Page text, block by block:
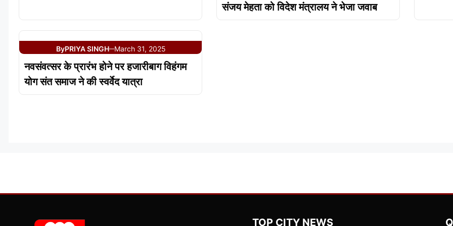
संजय मेहता को विदेश मंत्रालय ने भेजा जवाब
ByPRIYA SINGH—March 31, 2025
नवसंवत्सर के प्रारंभ होने पर हजारीबाग विहंगम
योग संत समाज ने की स्वर्वेद यात्रा
TOP CITY NEWS